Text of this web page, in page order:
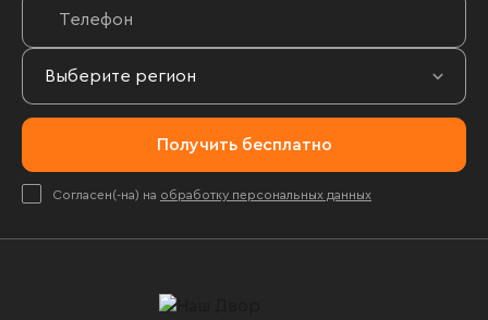
Получить бесплатно
Согласен(-на) на обработку персональных данных